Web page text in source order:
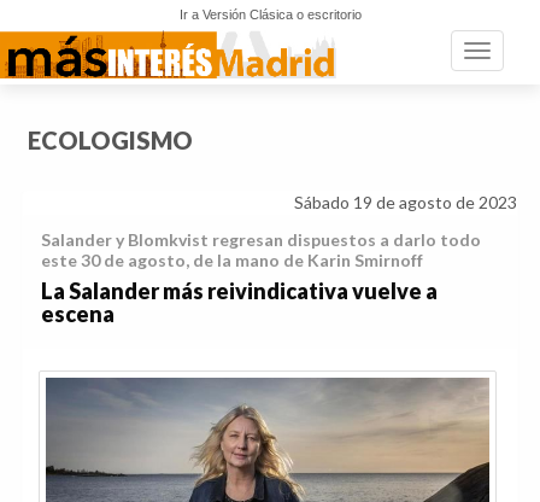
Ir a Versión Clásica o escritorio
Toggle
ECOLOGISMO
Sábado 19 de agosto de 2023
Salander y Blomkvist regresan dispuestos a darlo todo
este 30 de agosto, de la mano de Karin Smirnoff
La Salander más reivindicativa vuelve a
escena